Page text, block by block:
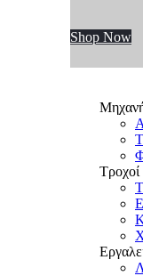
Shop Now
Τροχοί